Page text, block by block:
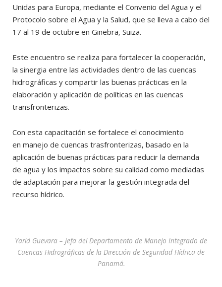
Unidas para Europa, mediante el Convenio del Agua y el
Protocolo sobre el Agua y la Salud, que se lleva a cabo del
17 al 19 de octubre en Ginebra, Suiza.
Este encuentro se realiza para fortalecer la cooperación,
la sinergia entre las actividades dentro de las cuencas
hidrográficas y compartir las buenas prácticas en la
elaboración y aplicación de políticas en las cuencas
transfronterizas.
Con esta capacitación se fortalece el conocimiento
en manejo de cuencas trasfronterizas, basado en la
aplicación de buenas prácticas para reducir la demanda
de agua y los impactos sobre su calidad como mediadas
de adaptación para mejorar la gestión integrada del
recurso hídrico.
Yarid Guevara – Jefa del Departamento de Manejo Integrado de
Cuencas Hidrográficas de la Dirección de Seguridad Hídrica de
Panamá.